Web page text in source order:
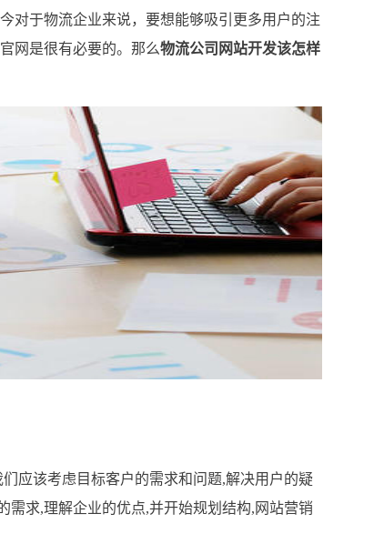
于物流企业来说，要想能够吸引更多用户的注
网是很有必要的。那么物流公司网站开发该怎样
该考虑目标客户的需求和问题,解决用户的疑
需求,理解企业的优点,并开始规划结构,网站营销